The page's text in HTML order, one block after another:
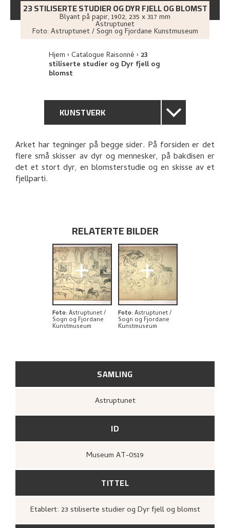
23 STILISERTE STUDIER OG DYR FJELL OG BLOMST
Blyant på papir, 1902, 235 x 317 mm
Astruptunet
Foto: Astruptunet / Sogn og Fjordane Kunstmuseum
Hjem Catalogue Raisonné 23
stiliserte studier og Dyr fjell og
blomst
KUNSTVERK
GENERELL BESKRIVELSE
TEKNISK INFORMASJON
SAMLING
Astruptunet
ID
Museum AT-0519
TITTEL
Etablert: 23 stiliserte studier og Dyr fjell og blomst
Arket har tegninger på begge sider. På forsiden er det
flere små skisser av dyr og mennesker, på bakdisen er
det et stort dyr, en blomsterstudie og en skisse av et
fjellparti.
RELATERTE BILDER
+
Foto: Astruptunet /
Sogn og Fjordane
Kunstmuseum
+
Foto: Astruptunet /
Sogn og Fjordane
Kunstmuseum